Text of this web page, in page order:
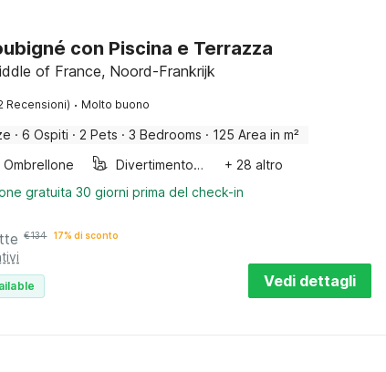
con Piscina e Terrazza
of France, Noord-Frankrijk
Recensioni) · Molto buono
· 6 Ospiti · 2 Pets · 3 Bedrooms · 125 Area in m²
Ombrellone Divertimento per bambini
+ 28 altro
gratuita 30 giorni prima del check-in
€134 17% di sconto
Vedi dettagli